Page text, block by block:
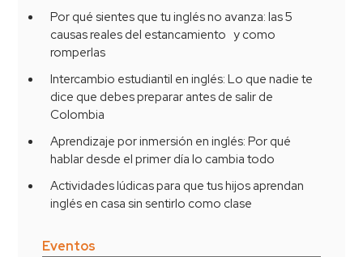
Por qué sientes que tu inglés no avanza: las 5
causas reales del estancamiento y como
romperlas
Intercambio estudiantil en inglés: Lo que nadie te
dice que debes preparar antes de salir de
Colombia
Aprendizaje por inmersión en inglés: Por qué
hablar desde el primer día lo cambia todo
Actividades lúdicas para que tus hijos aprendan
inglés en casa sin sentirlo como clase
Eventos